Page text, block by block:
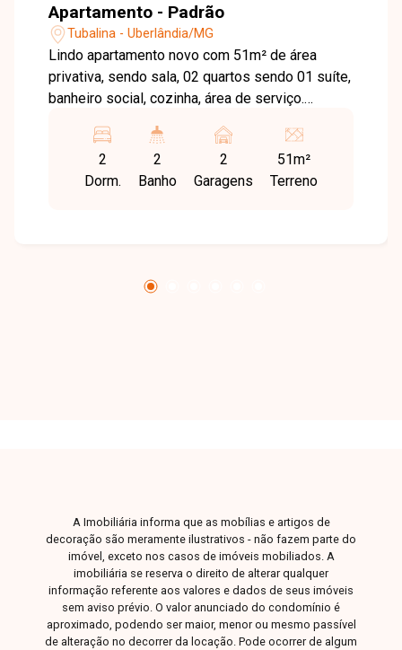
Apartamento - Padrão
Tubalina - Uberlândia/MG
Lindo apartamento novo com 51m² de área
privativa, sendo sala, 02 quartos sendo 01 suíte,
banheiro social, cozinha, área de serviço.
presas ou soltas. Agende agora mesmo uma
visita e venha conhecer pessoalmente todos os
detalhes deste incrível imóvel. Estamos à
conversar pessoalmente com um consultor que
2
Dorm.
2
Banho
2
Garagens
51m²
Terreno
A Imobiliária informa que as mobílias e artigos de
decoração são meramente ilustrativos - não fazem parte do
imóvel, exceto nos casos de imóveis mobiliados. A
imobiliária se reserva o direito de alterar qualquer
informação referente aos valores e dados de seus imóveis
sem aviso prévio. O valor anunciado do condomínio é
aproximado, podendo ser maior, menor ou mesmo passível
de alteração no decorrer da locação. Pode ocorrer de algum